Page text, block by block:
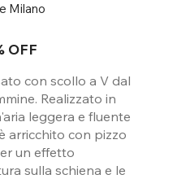
OFF
Milano
con scollo a V dal
Realizzato in
leggera e fluente
arricchito con pizzo
un effetto
sulla schiena e le